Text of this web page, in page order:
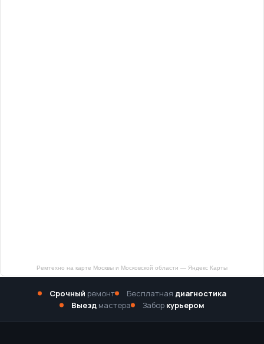
Ремтехно на карте Москвы и Московской области — Яндекс Карты
Срочный ремонт Бесплатная диагностика
Выезд мастера Забор курьером